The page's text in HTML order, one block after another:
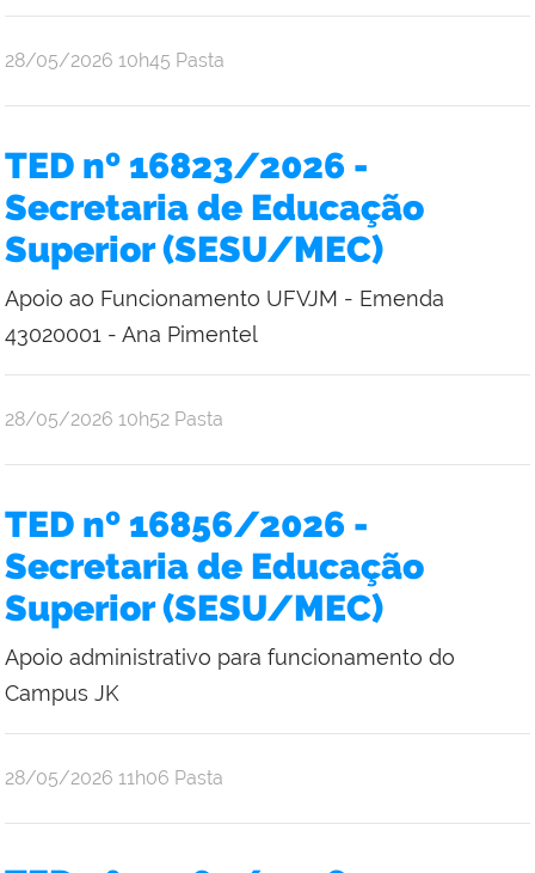
por
Bruce
publicado
28/05/2026 10h45 Pasta
TED nº 16823/2026 -
Secretaria de Educação
Superior (SESU/MEC)
Apoio ao Funcionamento UFVJM - Emenda
43020001 - Ana Pimentel
por
Bruce
publicado
28/05/2026 10h52 Pasta
TED nº 16856/2026 -
Secretaria de Educação
Superior (SESU/MEC)
Apoio administrativo para funcionamento do
Campus JK
por
publicado
28/05/2026 11h06 Pasta